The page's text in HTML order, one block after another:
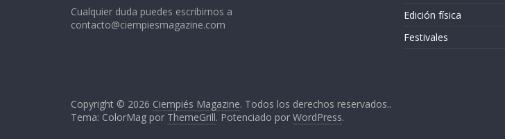
Cualquier duda puedes escribirnos a
contacto@ciempiesmagazine.com
Edición física
Festivales
Copyright © 2026 Ciempiés Magazine. Todos los derechos reservados..
Tema: ColorMag por ThemeGrill. Potenciado por WordPress.